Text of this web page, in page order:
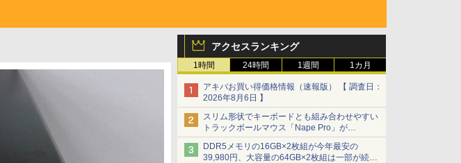
アクセスランキング
1時間 24時間 1週間 1カ月
アキバお買い得価格情報（速報版） 【 調査日：
2026年8月6日 】
スリム形状でキーボードとも組み合わせやすい
トラックボールマウス「Nape Pro」が
Keychronから
DDR5メモリの16GB×2枚組が今年最安の
39,980円、大容量の64GB×2枚組は一部が続騰